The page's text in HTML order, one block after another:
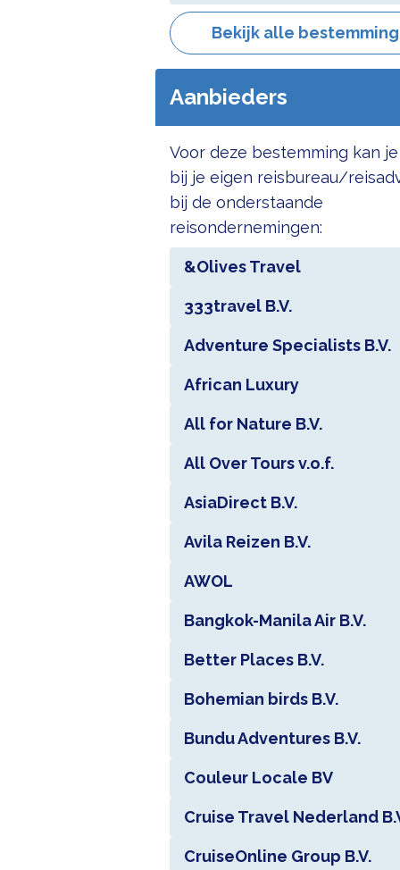
Bekijk alle
Aanbieders
Voor deze bestemming kan
bij je eigen reisbureau/
bij de onderstaande
reisondernemingen:
&Olives Travel
333travel B.V.
Adventure Specialists B.V.
African Luxury
All for Nature B.V.
All Over Tours v.o.f.
AsiaDirect B.V.
Avila Reizen B.V.
AWOL
Bangkok-Manila Air B.V.
Better Places B.V.
Bohemian birds B.V.
Bundu Adventures B.V.
Couleur Locale BV
Cruise Travel Nederland
CruiseOnline Group B.V.